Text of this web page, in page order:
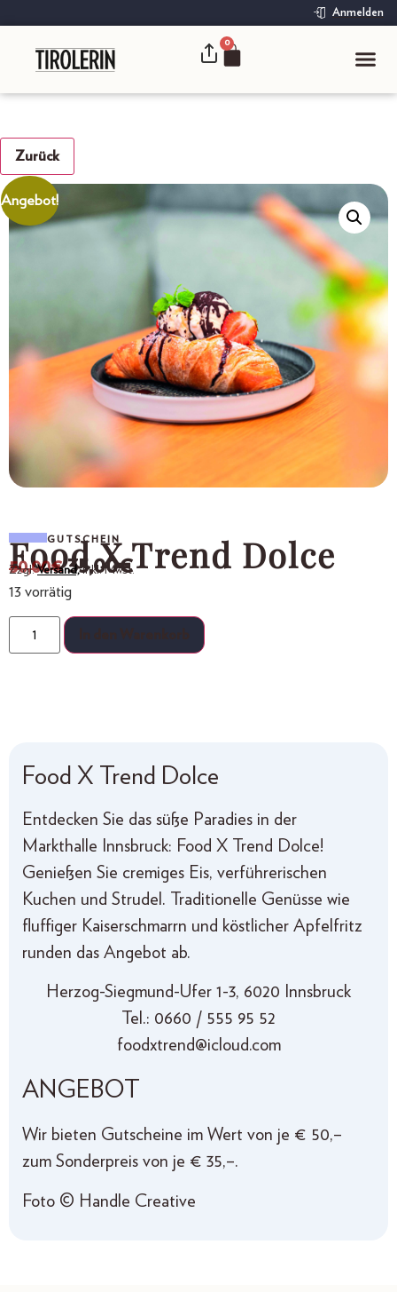
Anmelden
0
Zurück
Angebot!
GUTSCHEIN
Food X Trend Dolce
50,00€ 35,00€
Zzgl.Versand,inkl. MwSt.
13 vorrätig
Food X Trend Dolce
Entdecken Sie das süße Paradies in der
Markthalle Innsbruck: Food X Trend Dolce!
Genießen Sie cremiges Eis, verführerischen
Kuchen und Strudel. Traditionelle Genüsse wie
fluffiger Kaiserschmarrn und köstlicher Apfelfritz
runden das Angebot ab.
Herzog-Siegmund-Ufer 1-3, 6020 Innsbruck
Tel.: 0660 / 555 95 52
foodxtrend@icloud.com
ANGEBOT
Wir bieten Gutscheine im Wert von je € 50,–
zum Sonderpreis von je € 35,–.
Foto © Handle Creative